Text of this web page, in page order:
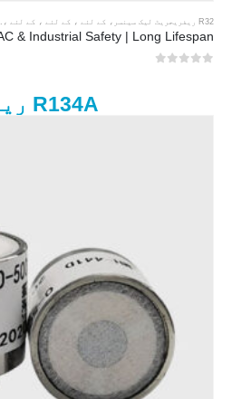
R32 ریفریجریٹ لیک سینسر ، کے لئے ، کے لئے ، کے لئے ،.
R134A ریفریجریٹ سینسر